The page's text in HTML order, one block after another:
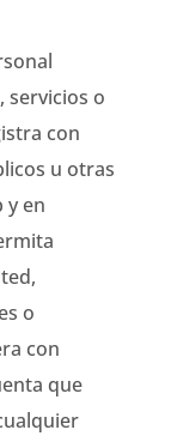
servicios o
con
u otras
y en
o
con
que